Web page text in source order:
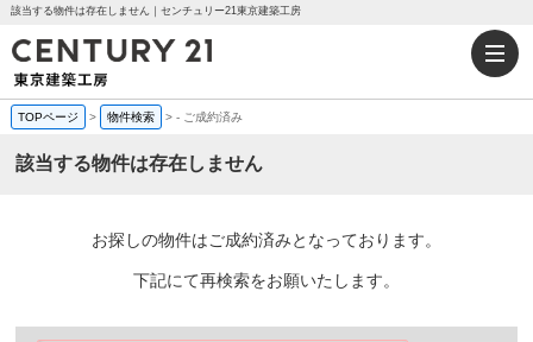
該当する物件は存在しません｜センチュリー21東京建築工房
TOPページ > 物件検索 >- ご成約済み
該当する物件は存在しません
お探しの物件はご成約済みとなっております。
下記にて再検索をお願いたします。